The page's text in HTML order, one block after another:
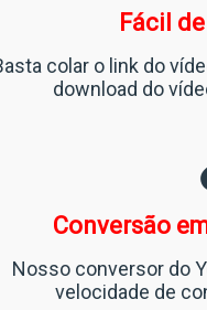
Fácil
colar o link do
download do
Conversão
Nosso conversor do
velocidade de